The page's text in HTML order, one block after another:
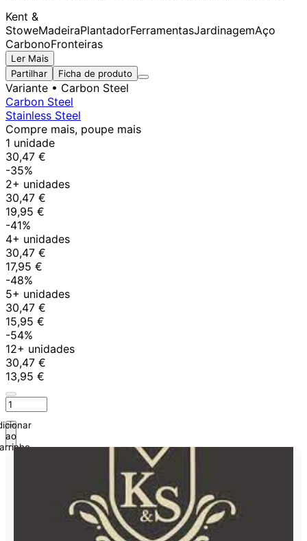
Kent &
StoweMadeiraPlantadorFerramentasJardinagemAço
CarbonoFronteiras
Ler Mais
Partilhar
Ficha de produto
Variante • Carbon Steel
Carbon Steel
Stainless Steel
Compre mais, poupe mais
1 unidade
30,47 €
-35%
2+ unidades
30,47 €
19,95 €
-41%
4+ unidades
30,47 €
17,95 €
-48%
5+ unidades
30,47 €
15,95 €
-54%
12+ unidades
30,47 €
13,95 €
ao